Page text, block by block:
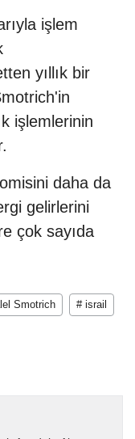
işlem
yıllık bir
işlemlerinin
daha da
gelirlerini
çok sayıda
Smotrich # israil